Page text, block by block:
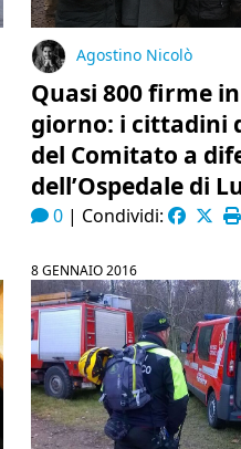
Agostino Nicolò
Quasi 800 firme
giorno: i cittadini
del Comitato a
dell’Ospedale di
0| Condividi:
8 GENNAIO 2016